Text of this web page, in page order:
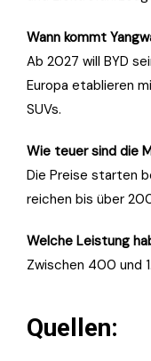
Wann kommt
Ab 2027 will BYD
Europa etablieren
SUVs.
Wie teuer sind die
Die Preise starten
reichen bis über
Welche Leistung
Zwischen 400 und
Quellen: